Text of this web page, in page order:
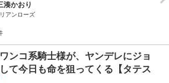
湊かおり
アンローズ
ンコ系騎士様が、ヤンデレにジョ
て今日も命を狙ってくる【タテス